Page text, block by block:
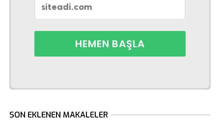
SON EKLENEN MAKALELER